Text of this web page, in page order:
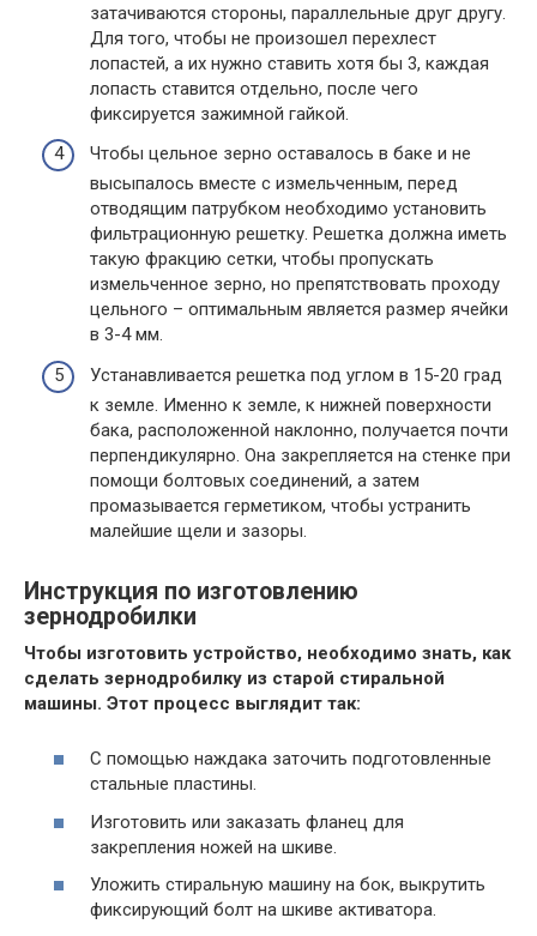
затачиваются стороны, параллельные друг другу.
Для того, чтобы не произошел перехлест
лопастей, а их нужно ставить хотя бы 3, каждая
лопасть ставится отдельно, после чего
фиксируется зажимной гайкой.
Чтобы цельное зерно оставалось в баке и не
высыпалось вместе с измельченным, перед
отводящим патрубком необходимо установить
фильтрационную решетку. Решетка должна иметь
такую фракцию сетки, чтобы пропускать
измельченное зерно, но препятствовать проходу
цельного – оптимальным является размер ячейки
в 3-4 мм.
Устанавливается решетка под углом в 15-20 град
к земле. Именно к земле, к нижней поверхности
бака, расположенной наклонно, получается почти
перпендикулярно. Она закрепляется на стенке при
помощи болтовых соединений, а затем
промазывается герметиком, чтобы устранить
малейшие щели и зазоры.
Инструкция по изготовлению
зернодробилки
Чтобы изготовить устройство, необходимо знать, как
сделать зернодробилку из старой стиральной
машины. Этот процесс выглядит так:
С помощью наждака заточить подготовленные
стальные пластины.
Изготовить или заказать фланец для
закрепления ножей на шкиве.
Уложить стиральную машину на бок, выкрутить
фиксирующий болт на шкиве активатора.